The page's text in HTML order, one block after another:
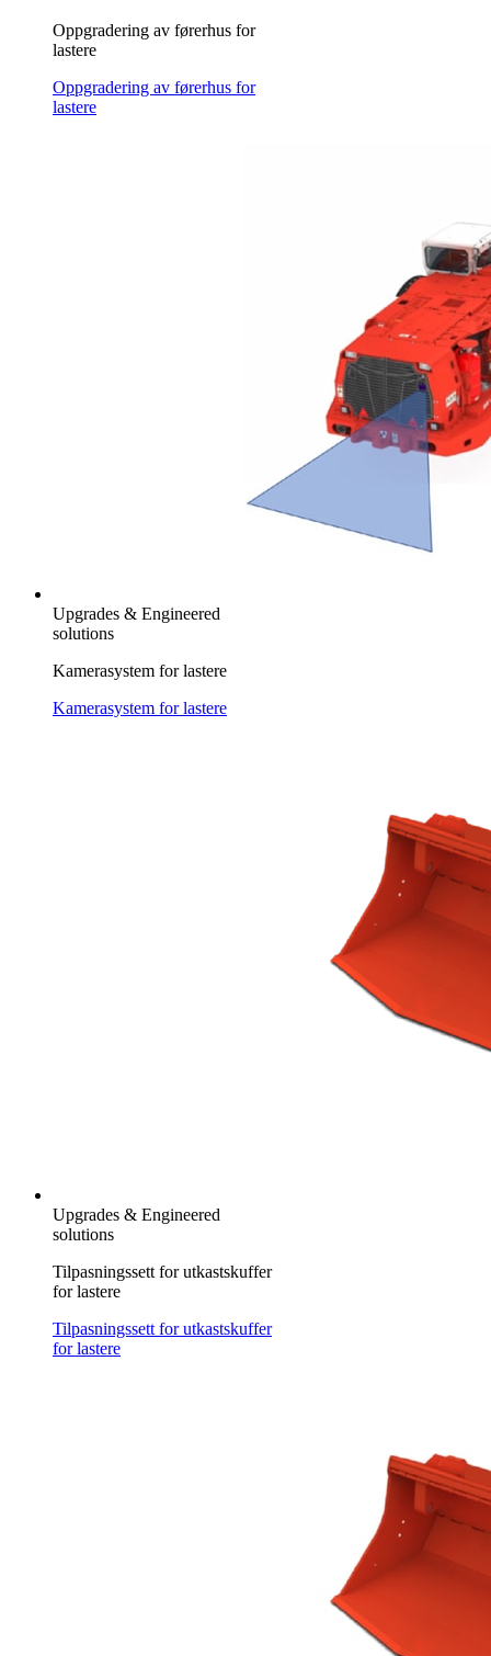
Oppgradering av førerhus for
lastere
Oppgradering av førerhus for
lastere
Upgrades & Engineered
solutions
Kamerasystem for lastere
Kamerasystem for lastere
Upgrades & Engineered
solutions
Tilpasningssett for utkastskuffer
for lastere
Tilpasningssett for utkastskuffer
for lastere